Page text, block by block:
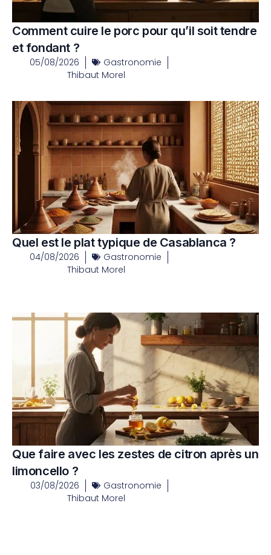
Comment cuire le porc pour qu’il soit tendre
et fondant ?
05/08/2026
Gastronomie
Thibaut Morel
Quel est le plat typique de Casablanca ?
04/08/2026
Gastronomie
Thibaut Morel
Que faire avec les zestes de citron après un
limoncello ?
03/08/2026
Gastronomie
Thibaut Morel